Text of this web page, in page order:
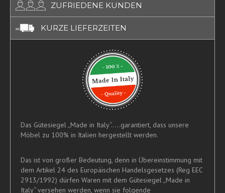
ZUFRIEDENE KUNDEN
KURZE LIEFERZEITEN
Das Gütesiegel „Made in Italy“.....garantiert, dass unsere
Möbel zu 100% in Italien hergestellt werden.
Das ist von großer Bedeutung, denn in Übereinstimmung mit
dem Artikel 24 des Europäischen Handelsgesetzes (Reg EEC
2913/1992) dürfen Waren mit dem Gütesiegel „Made in
Italy“ versehen werden, wenn sie folgende